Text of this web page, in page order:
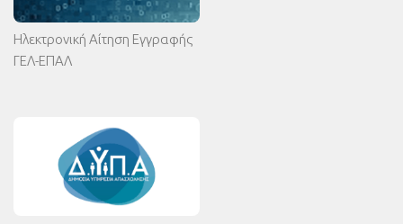
Ηλεκτρονική Αίτηση Εγγραφής
ΓΕΛ-ΕΠΑΛ